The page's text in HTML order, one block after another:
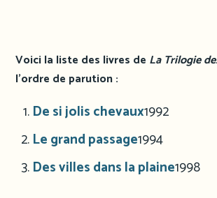
Voici la liste des livres de La Trilogie
l’ordre de parution :
De si jolis chevaux1992
Le grand passage1994
Des villes dans la plaine1998